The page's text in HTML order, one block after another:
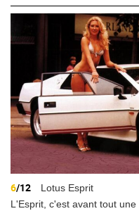
6/12
Lotus Esprit
L'Esprit, c'est avant tout